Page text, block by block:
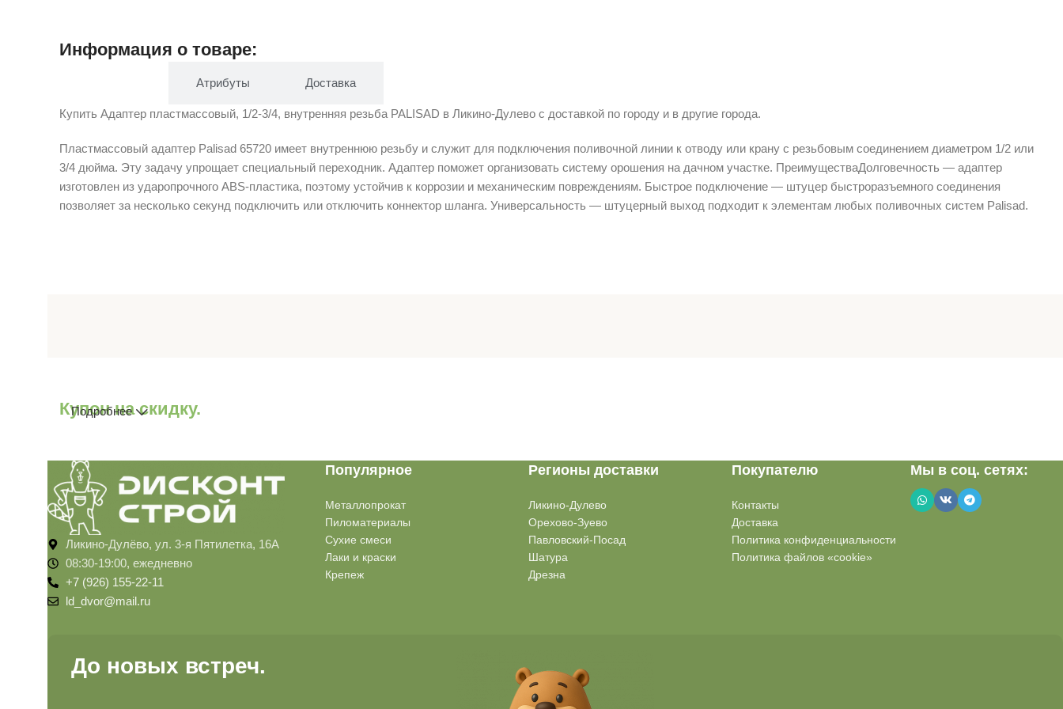
Информация о товаре:
Атрибуты Доставка
Купить Адаптер пластмассовый, 1/2-3/4, внутренняя резьба PALISAD в Ликино-Дулево с доставкой по городу и в другие города.
Пластмассовый адаптер Palisad 65720 имеет внутреннюю резьбу и служит для подключения поливочной линии к отводу или крану с резьбовым соединением диаметром 1/2 или
3/4 дюйма. Эту задачу упрощает специальный переходник. Адаптер поможет организовать систему орошения на дачном участке. ПреимуществаДолговечность — адаптер
изготовлен из ударопрочного ABS-пластика, поэтому устойчив к коррозии и механическим повреждениям. Быстрое подключение — штуцер быстроразъемного соединения
позволяет за несколько секунд подключить или отключить коннектор шланга. Универсальность — штуцерный выход подходит к элементам любых поливочных систем Palisad.
Купон на скидку.
Подробнее
Ликино-Дулёво, ул. 3-я Пятилетка, 16А
08:30-19:00, ежедневно
+7 (926) 155-22-11
ld_dvor@mail.ru
Популярное
Металлопрокат
Пиломатериалы
Сухие смеси
Лаки и краски
Крепеж
Регионы доставки
Ликино-Дулево
Орехово-Зуево
Павловский-Посад
Шатура
Дрезна
Покупателю
Контакты
Доставка
Политика конфиденциальности
Политика файлов «cookie»
Мы в соц. сетях:
До новых встреч.